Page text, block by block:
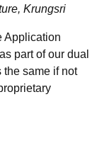
Krungsri
Application
part of our dual
the same if not